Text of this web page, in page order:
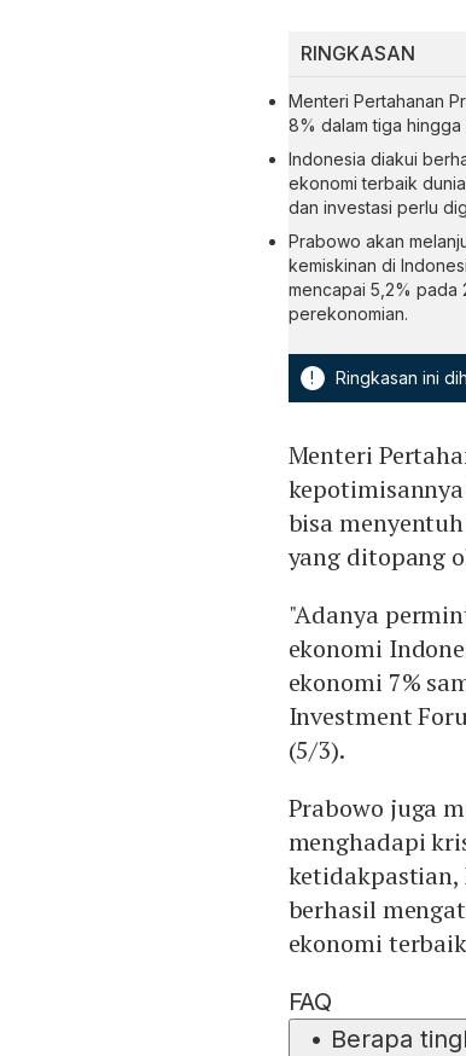
RINGKASAN
Menteri Pertahanan
8% dalam tiga
Indonesia diakui
ekonomi terbaik
dan investasi perlu
Prabowo akan
kemiskinan di
mencapai 5,2% pada
perekonomian.
! Ringkasan ini
Menteri
bisa
yang ditopang
"Adanya
ekonomi
ekonomi 7%
Investment
(5/3).
Prabowo juga
menghadapi
ketidakpastian,
berhasil
ekonomi
FAQ
• Berapa